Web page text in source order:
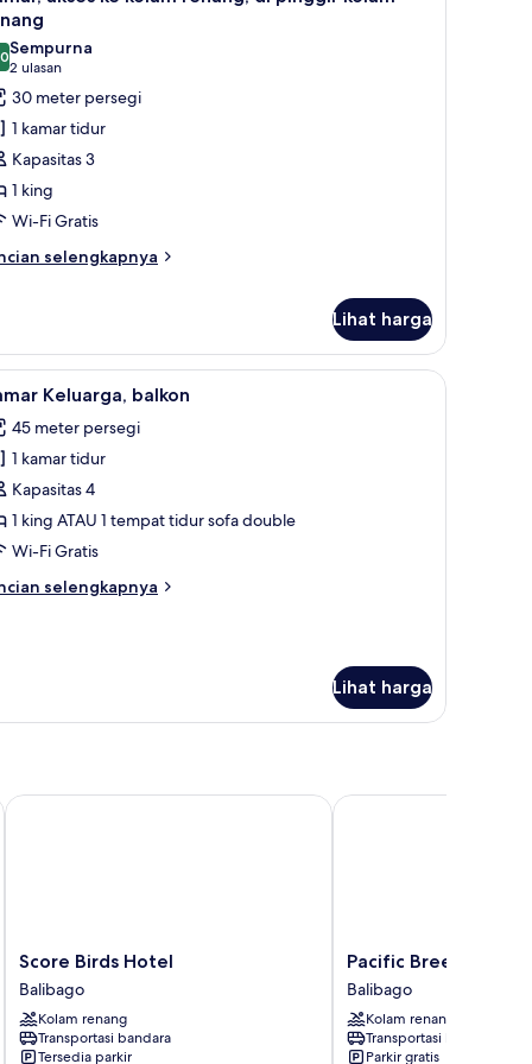
dari 10
Sempurna
2 ulasan
(2
ulasan)
30 meter persegi
1 kamar tidur
Kapasitas 3
1 king
Wi-Fi Gratis
selengkapnya
Lihat harga
kerja ramah laptop Minibar, brankas, meja kerja, dan ruang
7 Keluarga, balkon
45 meter persegi
1 kamar tidur
Kapasitas 4
1 king ATAU 1 tempat tidur sofa double
Wi-Fi Gratis
selengkapnya
Lihat harga
Score
Birds
Hotel
Balibago
Score Birds Hotel
Balibago
Kolam renang
Transportasi bandara
Tersedia parkir
Score Birds Hotel
Pacific
Breeze
Hotel
and
Resort
Pacific Breeze
Balibago
Kolam renang
Transportasi bandara
Parkir gratis
Pacific Breeze Hotel